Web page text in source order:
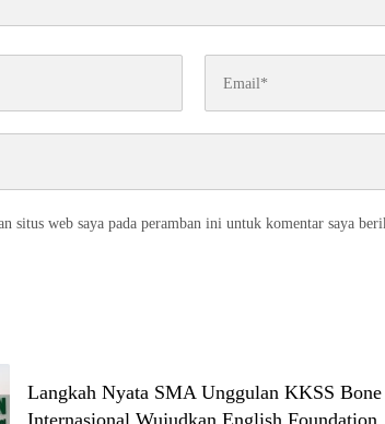
situs web saya pada peramban ini untuk komentar saya
Langkah Nyata SMA Unggulan KKSS